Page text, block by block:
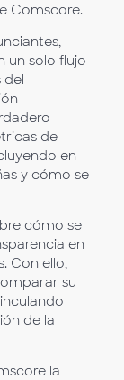
Comscore.
un solo flujo
del
de
en
y cómo se
cómo se
en
Con ello,
su
de la
la